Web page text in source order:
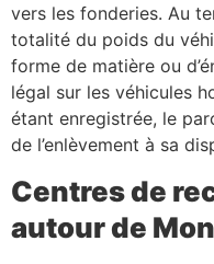
vers les fonderies. Au
totalité du poids du
forme de matière ou
légal sur les véhicules
étant enregistrée, le
de l’enlèvement à sa
Centres de
autour de